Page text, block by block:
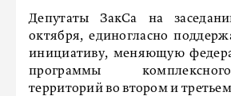
Депутаты ЗакСа на
октября, единогласно
инициативу, меняющую
программы
территорий во втором и